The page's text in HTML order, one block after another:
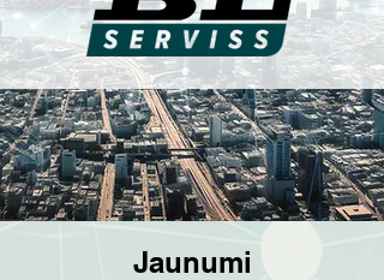
Jaunumi